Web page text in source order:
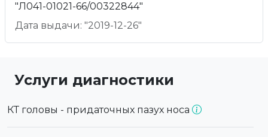
"Л041-01021-66/00322844"
Дата выдачи: "2019-12-26"
Услуги диагностики
КТ головы - придаточных пазух носа